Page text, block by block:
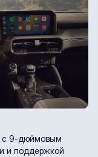
с 9-дюймовым
и поддержкой